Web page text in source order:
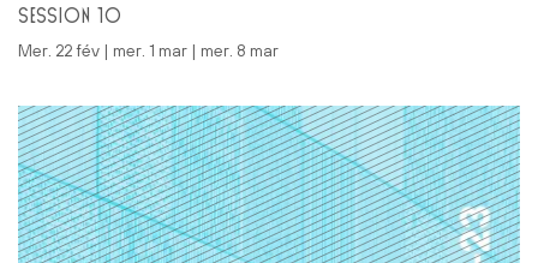
SESSION 10
mer. 22 fév | mer. 1 mar | mer. 8 mar